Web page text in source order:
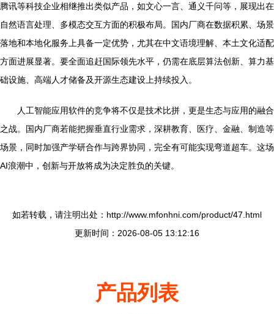
腾讯等科技企业相继推出类似产品，如文心一言、通义千问等，展现出在
自然语言处理、多模态交互方面的积极布局。国内厂商在数据积累、场景
落地和本地化服务上具备一定优势，尤其在中文语境理解、本土文化适配
方面进展显著。要全面追赶国际领先水平，仍需在底层算法创新、算力基
础设施、高端人才储备及开源生态建设上持续投入。
人工智能应用软件的竞争将不仅是技术比拼，更是生态与应用的融合
之战。国内厂商若能把握垂直行业需求，深耕教育、医疗、金融、制造等
场景，同时加强产学研合作与跨界协同，完全有可能实现弯道超车。这场
AI浪潮中，创新与开放将成为决定胜负的关键。
如若转载，请注明出处：http://www.mfonhni.com/product/47.html
更新时间：2026-08-05 13:12:16
产品列表